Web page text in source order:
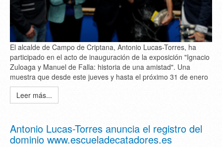
El alcalde de Campo de Criptana, Antonio Lucas-Torres, ha
participado en el acto de inauguración de la exposición "Ignacio
Zuloaga y Manuel de Falla: historia de una amistad". Una
muestra que desde este jueves y hasta el próximo 31 de enero
Leer más...
Antonio Lucas-Torres anuncia el registro del
dominio www.escueladecatadores.es